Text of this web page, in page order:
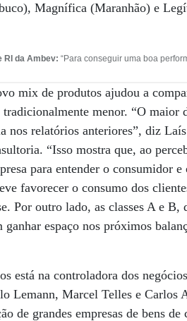
Magnífica (Maranhão) e
RI da Ambev: “Para conseguir uma boa
mix de produtos ajudou a
menor. “O maior
nos relatórios anteriores”, diz
“Isso mostra que, ao
para entender o consumidor
favorecer o consumo dos
Por outro lado, as classes A e B,
espaço nos próximos
está na controladora dos
Lemann, Marcel Telles e Carlos
de grandes empresas de bens